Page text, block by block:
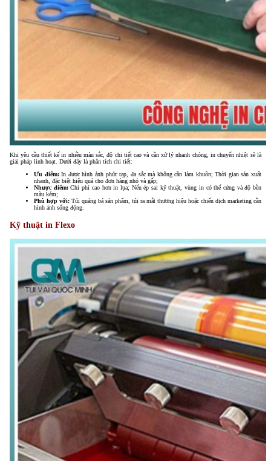
Khi yêu cầu thiết kế in nhiều màu sắc, độ chi tiết cao và cần xử lý nhanh chóng, in chuyển nhiệt sẽ là
giải pháp linh hoạt. Dưới đây là phân tích chi tiết:
Ưu điểm:In được hình ảnh phức tạp, đa sắc mà không cần làm khuôn; Thời gian sản xuất
nhanh, đặc biệt hiệu quả cho đơn hàng nhỏ và gấp;
Nhược điểm:Chi phí cao hơn in lụa; Nếu ép sai kỹ thuật, vùng in có thể cứng và độ bền
màu kém;
Phù hợp với: Túi quảng bá sản phẩm, túi ra mắt thương hiệu hoặc chiến dịch marketing cần
hình ảnh sống động.
Kỹ thuật in Flexo